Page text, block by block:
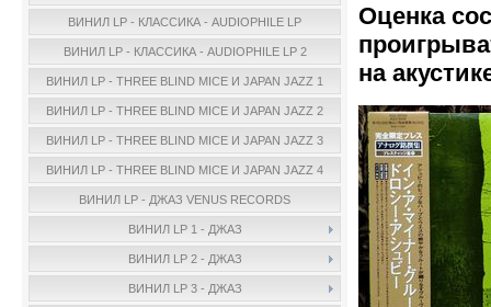
ВИНИЛ LP - КЛАССИКА - AUDIOPHILE LP
ВИНИЛ LP - КЛАССИКА - AUDIOPHILE LP 2
ВИНИЛ LP - THREE BLIND MICE И JAPAN JAZZ 1
ВИНИЛ LP - THREE BLIND MICE И JAPAN JAZZ 2
ВИНИЛ LP - THREE BLIND MICE И JAPAN JAZZ 3
ВИНИЛ LP - THREE BLIND MICE И JAPAN JAZZ 4
ВИНИЛ LP - ДЖАЗ VENUS RECORDS
ВИНИЛ LP 1 - ДЖАЗ
ВИНИЛ LP 2 - ДЖАЗ
ВИНИЛ LP 3 - ДЖАЗ
Оценка
на